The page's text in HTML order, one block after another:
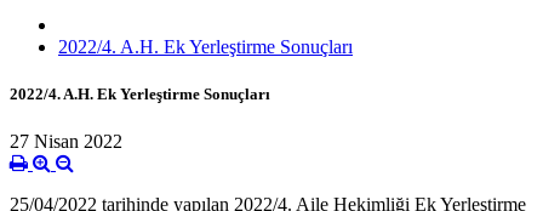
2022/4. A.H. Ek Yerleştirme Sonuçları
2022/4. A.H. Ek Yerleştirme Sonuçları
27 Nisan 2022
25/04/2022 tarihinde yapılan 2022/4. Aile Hekimliği Ek Yerleştirme